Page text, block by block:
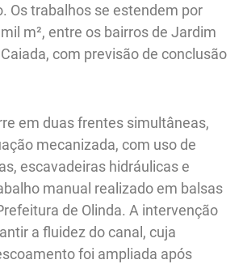
Os trabalhos se estendem por
m², entre os bairros de Jardim
com previsão de conclusão
em duas frentes simultâneas,
mecanizada, com uso de
escavadeiras hidráulicas e
manual realizado em balsas
de Olinda. A intervenção
a fluidez do canal, cuja
foi ampliada após